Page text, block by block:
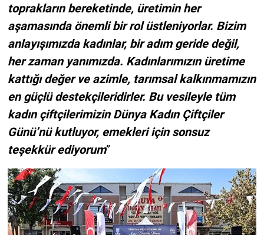
toprakların bereketinde, üretimin her
aşamasında önemli bir rol üstleniyorlar. Bizim
anlayışımızda kadınlar, bir adım geride değil,
her zaman yanımızda. Kadınlarımızın üretime
kattığı değer ve azimle, tarımsal kalkınmamızın
en güçlü destekçileridirler. Bu vesileyle tüm
kadın çiftçilerimizin Dünya Kadın Çiftçiler
Günü’nü kutluyor, emekleri için sonsuz
teşekkür ediyorum”